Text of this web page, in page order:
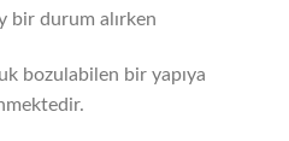
bir durum alırken
bozulabilen bir yapıya